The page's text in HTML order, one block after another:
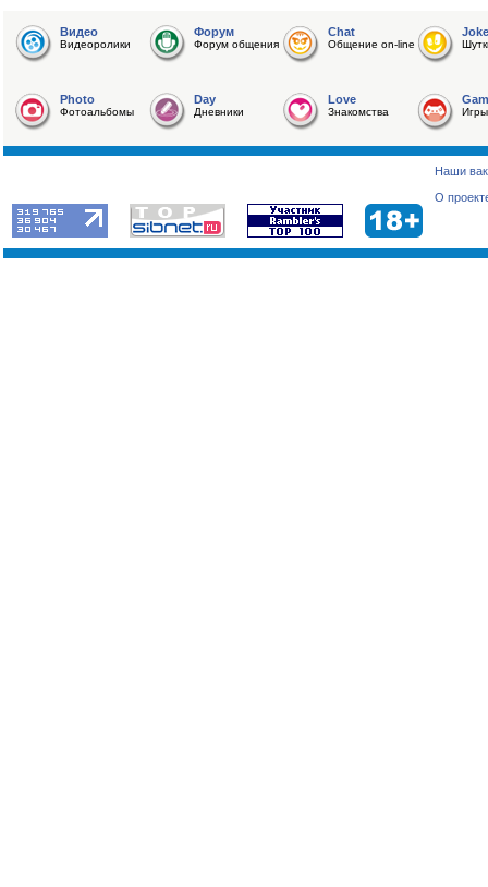
Видео
Видеоролики
Форум
Форум общения
Chat
Общение on-line
Joke
Photo
Фотоальбомы
Day
Дневники
Love
Знакомства Игры
Наши
О